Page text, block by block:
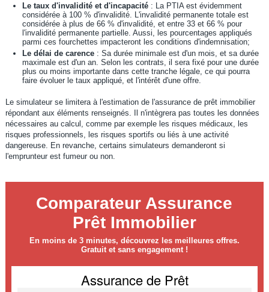
Le taux d'invalidité et d'incapacité: La PTIA est évidemment
considérée à 100 % d'invalidité. L'invalidité permanente totale est
considérée à plus de 66 % d'invalidité, et entre 33 et 66 % pour
l'invalidité permanente partielle. Aussi, les pourcentages appliqués
parmi ces fourchettes impacteront les conditions d'indemnisation;
Le délai de carence: Sa durée minimale est d'un mois, et sa durée
maximale est d'un an. Selon les contrats, il sera fixé pour une durée
plus ou moins importante dans cette tranche légale, ce qui pourra
faire évoluer le taux appliqué, et l'intérêt d'une offre.
Le simulateur se limitera à l'estimation de l'assurance de prêt immobilier
répondant aux éléments renseignés. Il n'intègrera pas toutes les données
nécessaires au calcul, comme par exemple les risques médicaux, les
risques professionnels, les risques sportifs ou liés à une activité
dangereuse. En revanche, certains simulateurs demanderont si
l'emprunteur est fumeur ou non.
Comparateur Assurance
Prêt Immobilier
En moins de 3 minutes, découvrez les meilleures offres.
Gratuit et sans engagement !